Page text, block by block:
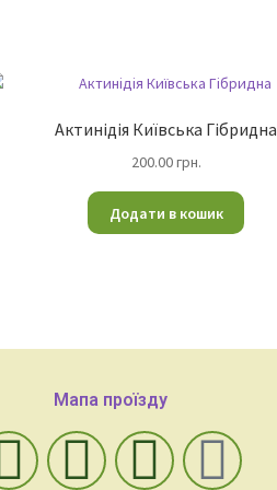
Актинідія Київська Гібридна
200.00грн.
Додати в кошик
Мапа проїзду